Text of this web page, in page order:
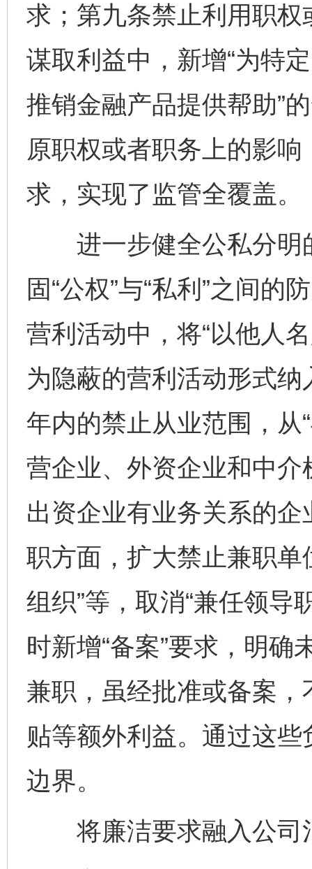
求；第九条禁止利用职
谋取利益中，新增“为特
推销金融产品提供帮助”
原职权或者职务上的影
求，实现了监管全覆盖。
进一步健全公私分明
固“公权”与“私利”之间的
营利活动中，将“以他人
为隐蔽的营利活动形式
年内的禁止从业范围，从
营企业、外资企业和中介
出资企业有业务关系的
职方面，扩大禁止兼职单
组织”等，取消“兼任领导
时新增“备案”要求，明
兼职，虽经批准或备案
贴等额外利益。通过这
边界。
将廉洁要求融入公司